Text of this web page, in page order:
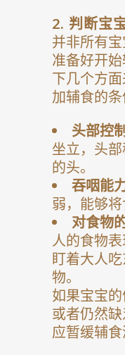
2. 判断宝
并非所有
准备好开
下几个方
加辅食的条
头部控
坐立，头
的头。
吞咽能
弱，能够将
对食物
人的食物
盯着大人
物。
如果宝宝的
或者仍然
应暂缓辅食